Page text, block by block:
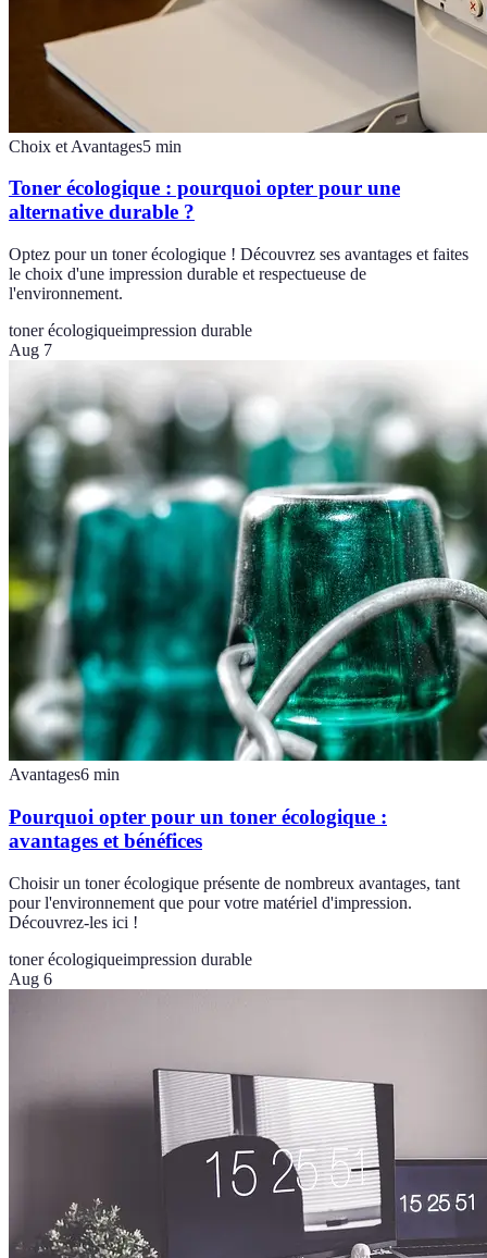
Choix et Avantages5 min
Toner écologique : pourquoi opter pour une
alternative durable ?
Optez pour un toner écologique ! Découvrez ses avantages et faites
le choix d'une impression durable et respectueuse de
l'environnement.
toner écologiqueimpression durable
Aug 7
Avantages6 min
Pourquoi opter pour un toner écologique :
avantages et bénéfices
Choisir un toner écologique présente de nombreux avantages, tant
pour l'environnement que pour votre matériel d'impression.
Découvrez-les ici !
toner écologiqueimpression durable
Aug 6